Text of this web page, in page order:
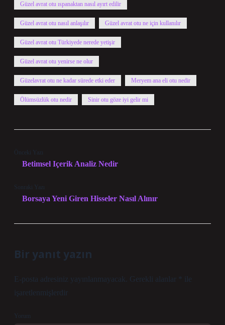
Güzel avrat otu ıspanaktan nasıl ayırt edilir
Güzel avrat otu nasıl anlaşılır Güzel avrat otu ne için kullanılır
Güzel avrat otu Türkiyede nerede yetişir
Güzel avrat otu yenirse ne olur
Güzelavrat otu ne kadar sürede etki eder Meryem ana eli otu nedir
Ölümsüzlük otu nedir Sinir otu göze iyi gelir mi
Önceki Yazı
Betimsel Içerik Analiz Nedir
Sonraki Yazı
Borsaya Yeni Giren Hisseler Nasıl Alınır
Bir yanıt yazın
E-posta adresiniz yayınlanmayacak. Gerekli alanlar
ile
işaretlenmişlerdir
Yorum